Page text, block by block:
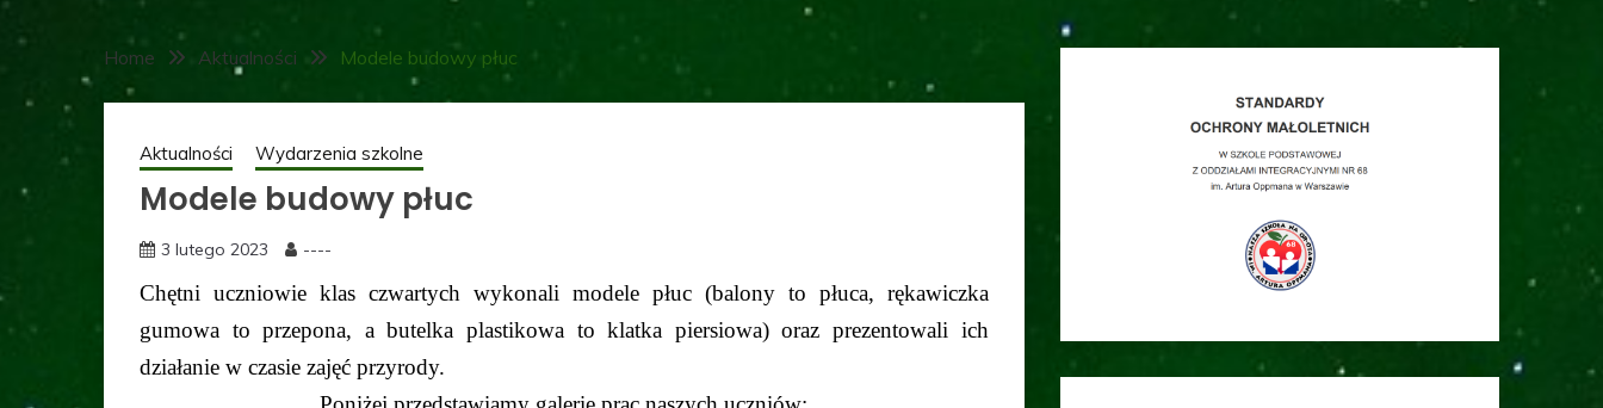
Home Aktualności Modele budowy płuc
Aktualności Wydarzenia szkolne
Modele budowy płuc
3 lutego 2023 ----
Chętni uczniowie klas czwartych wykonali modele płuc (balony to płuca, rękawiczka
gumowa to przepona, a butelka plastikowa to klatka piersiowa) oraz prezentowali ich
działanie w czasie zajęć przyrody.